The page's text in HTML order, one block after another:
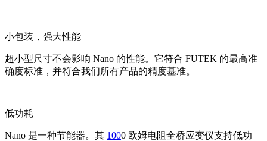
小包装，强大性能
超小型尺寸不会影响 Nano 的性能。它符合 FUTEK 的最高准
确度标准，并符合我们所有产品的精度基准。
低功耗
Nano 是一种节能器。其 1000 欧姆电阻全桥应变仪支持低功